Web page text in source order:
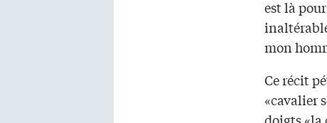
est là
mon
Ce récit
«cavalier